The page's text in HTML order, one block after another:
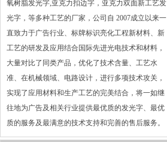
氧树脂发光字,亚克力扣边字，亚克力双面新工艺发
光字，等多种工艺的厂家，公司自 2007成立以来一
直致力于广告行业、标牌标识亮化工程新材料、新
工艺的研发及应用结合国际先进光电技术和材料，
大量对比了同类产品，优化了技术含量、工艺水
准、在机械领域、电路设计，进行多项技术攻关，
实现了应用材料和生产工艺的完美结合，将一如继
往地为广告及相关行业提供最优质的发光字、最优
质的服务及最满意的技术支持和完善的售后服务。